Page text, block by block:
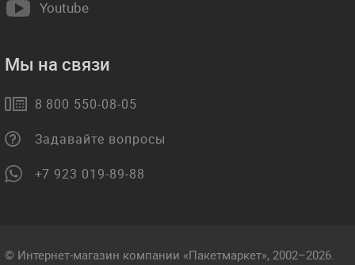
Youtube
Мы на связи
8 800 550-08-05
Задавайте вопросы
+7 923 019-89-88
© Интернет-магазин компании «Пакетмаркет», 2002–2026.